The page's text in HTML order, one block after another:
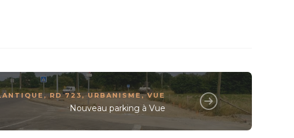
,RD 723, URBANISME,VUE
Nouveau parking à Vue